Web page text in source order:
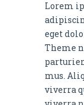
Lorem
eget
Theme
mus.
viverra